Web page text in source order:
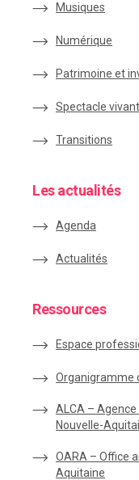
Musiques
Numérique
Patrimoine et
Spectacle vivant
Transitions
Les actualités
Agenda
Actualités
Ressources
Espace
Organigramme
ALCA – Agence
Nouvelle-
OARA – Office
Aquitaine